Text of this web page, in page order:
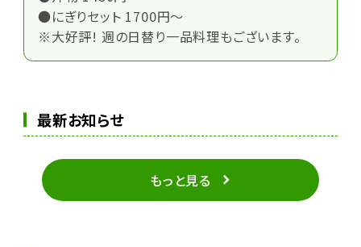
●にぎりセット 1700円～
※大好評! 週の日替り一品料理もございます。
最新お知らせ
もっと見る